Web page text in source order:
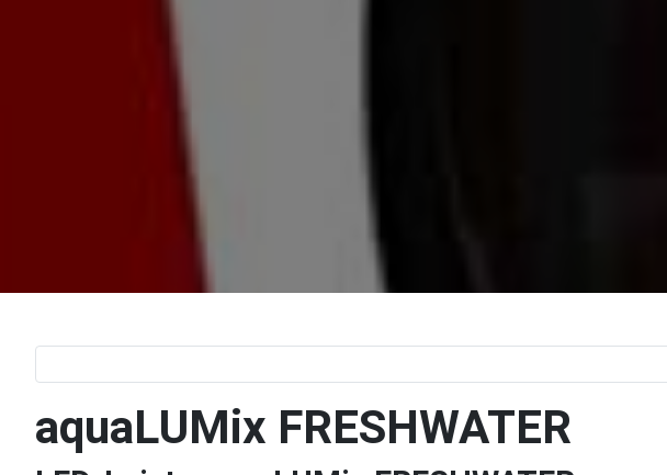
aquaLUMix FRESHWATER